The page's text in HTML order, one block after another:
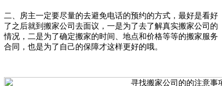
二、房主一定要尽量的去避免电话的预约的方式，最好是看好
了之后就到搬家公司去面议，一是为了去了解真实搬家公司的
情况，二是为了确定搬家的时间、地点和价格等等的搬家服务
合同，也是为了自己的保障才这样更好的哦。